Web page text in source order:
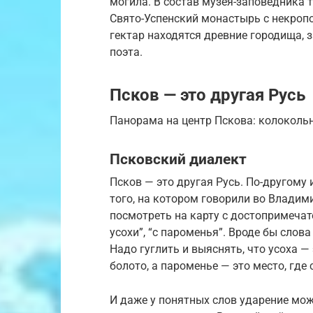
Свято-Успенский монастырь с
гектар находятся древние городища,
поэта.
Псков — это другая Русь
Панорама на центр Пскова:
Псковский диалект
Псков — это другая Русь. По-
того, на котором говорили во
посмотреть на карту с
усохи”, “с пароменья”. Вроде бы
Надо гуглить и выяснять, что усоха
болото, а пароменье — это место, где
И даже у понятных слов ударение